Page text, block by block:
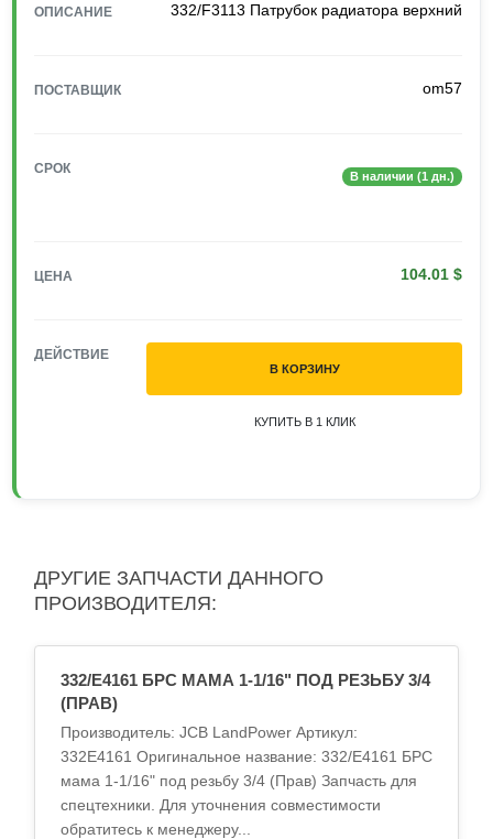
ОПИСАНИЕ 332/F3113 Патрубок радиатора верхний
ПОСТАВЩИК om57
СРОК В наличии (1 дн.)
ЦЕНА 104.01 $
ДЕЙСТВИЕ
В КОРЗИНУ
КУПИТЬ В 1 КЛИК
ДРУГИЕ ЗАПЧАСТИ ДАННОГО
ПРОИЗВОДИТЕЛЯ:
332/E4161 БРС МАМА 1-1/16" ПОД РЕЗЬБУ 3/4
(ПРАВ)
Производитель: JCB LandPower Артикул:
332E4161 Оригинальное название: 332/E4161 БРС
мама 1-1/16" под резьбу 3/4 (Прав) Запчасть для
спецтехники. Для уточнения совместимости
обратитесь к менеджеру...